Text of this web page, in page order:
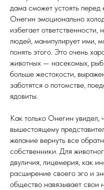
дама сможет устоять
Онегин эмоционально
избегает ответственности,
людей, манипулирует ими,
понять этого. Это очень
животных — насекомых,
больше жестокости,
заботятся о потомстве,
ядовиты.
Как только Онегин увидел,
вышестоящему
желание вернуть все
собственники. Для
двуличия, лицемерия, как
расширение своего эго и
общество навязывает свои